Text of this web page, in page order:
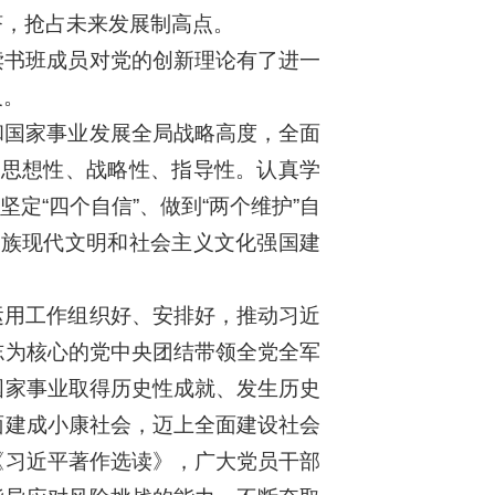
抢占未来发展制高点。
班成员对党的创新理论有了进一
家事业发展全局战略高度，全面
想性、战略性、指导性。认真学
“四个自信”、做到“两个维护”自
现代文明和社会主义文化强国建
工作组织好、安排好，推动习近
核心的党中央团结带领全党全军
事业取得历史性成就、发生历史
成小康社会，迈上全面建设社会
近平著作选读》，广大党员干部